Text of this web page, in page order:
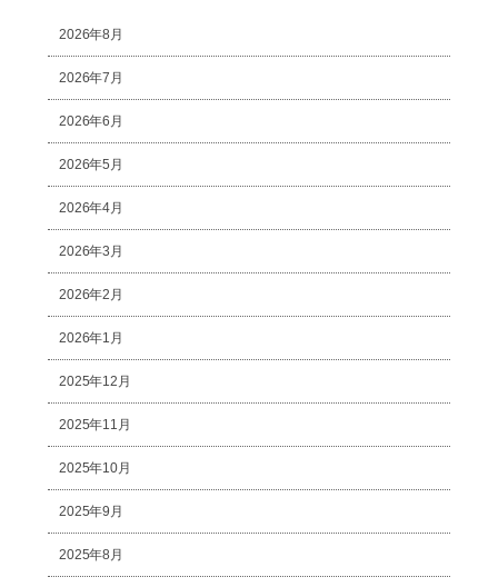
2026年8月
2026年7月
2026年6月
2026年5月
2026年4月
2026年3月
2026年2月
2026年1月
2025年12月
2025年11月
2025年10月
2025年9月
2025年8月